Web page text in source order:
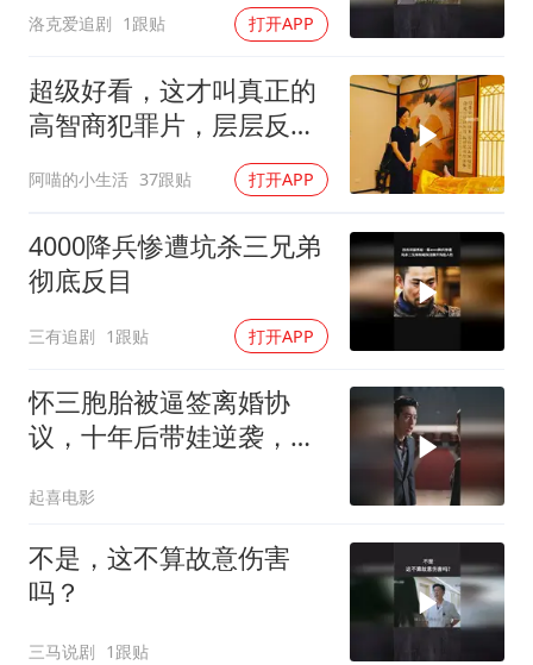
洛克爱追剧 1跟贴 打开APP
超级好看，这才叫真正的
高智商犯罪片，层层反
转！真相太让人震惊
阿喵的小生活 37跟贴 打开APP
4000降兵惨遭坑杀三兄弟
彻底反目
三有追剧 1跟贴 打开APP
怀三胞胎被逼签离婚协
议，十年后带娃逆袭，前
起喜电影
不是，这不算故意伤害
吗？
三马说剧 1跟贴